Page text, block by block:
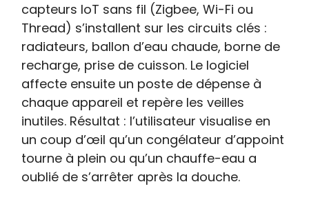
capteurs IoT sans fil (Zigbee, Wi-Fi ou
Thread) s’installent sur les circuits clés :
radiateurs, ballon d’eau chaude, borne de
recharge, prise de cuisson. Le logiciel
affecte ensuite un poste de dépense à
chaque appareil et repère les veilles
inutiles. Résultat : l’utilisateur visualise en
un coup d’œil qu’un congélateur d’appoint
tourne à plein ou qu’un chauffe-eau a
oublié de s’arrêter après la douche.